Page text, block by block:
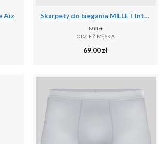
Aiz Skarpety do biegania MILLET Intense Crew Socks M
Millet
ODZIEŻ MĘSKA
69.00 zł